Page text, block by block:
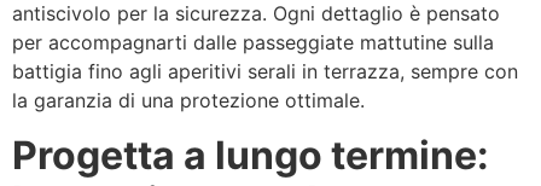
antiscivolo per la sicurezza. Ogni dettaglio è pensato
per accompagnarti dalle passeggiate mattutine sulla
battigia fino agli aperitivi serali in terrazza, sempre con
la garanzia di una protezione ottimale.
Progetta a lungo termine: